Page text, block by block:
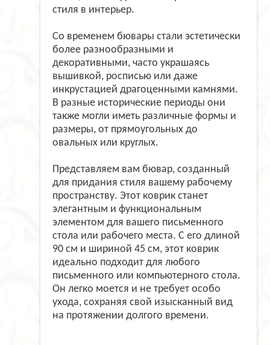
стиля в интерьер.
Со временем бювары стали эстетически
более разнообразными и
декоративными, часто украшаясь
вышивкой, росписью или даже
инкрустацией драгоценными камнями.
В разные исторические периоды они
также могли иметь различные формы и
размеры, от прямоугольных до
овальных или круглых.
Представляем вам бювар, созданный
для придания стиля вашему рабочему
пространству. Этот коврик станет
элегантным и функциональным
элементом для вашего письменного
стола или рабочего места. С его длиной
90 см и шириной 45 см, этот коврик
идеально подходит для любого
письменного или компьютерного стола.
Он легко моется и не требует особо
ухода, сохраняя свой изысканный вид
на протяжении долгого времени.